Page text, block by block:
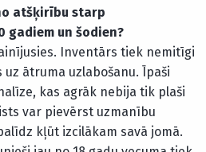
atšķirību starp
gadiem un šodien?
Inventārs tiek nemitīgi
ātruma uzlabošanu. Īpaši
kas agrāk nebija tik plaši
var pievērst uzmanību
kļūt izcilākam savā jomā.